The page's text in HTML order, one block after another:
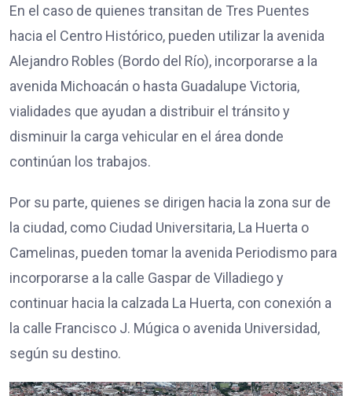
En el caso de quienes transitan de Tres Puentes
hacia el Centro Histórico, pueden utilizar la avenida
Alejandro Robles (Bordo del Río), incorporarse a la
avenida Michoacán o hasta Guadalupe Victoria,
vialidades que ayudan a distribuir el tránsito y
disminuir la carga vehicular en el área donde
continúan los trabajos.
Por su parte, quienes se dirigen hacia la zona sur de
la ciudad, como Ciudad Universitaria, La Huerta o
Camelinas, pueden tomar la avenida Periodismo para
incorporarse a la calle Gaspar de Villadiego y
continuar hacia la calzada La Huerta, con conexión a
la calle Francisco J. Múgica o avenida Universidad,
según su destino.